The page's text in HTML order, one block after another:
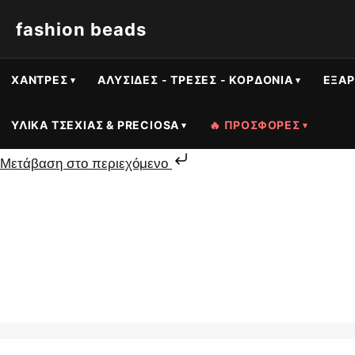
fashion beads
ΧΆΝΤΡΕΣ ΑΛΥΣΊΔΕΣ - ΤΡΈΣΕΣ - ΚΟΡΔΌΝΙΑ
ΥΛΙΚΆ ΤΣΕΧΊΑΣ & PRECIOSA 🔥 ΠΡΟΣΦΟΡΕΣ
Μετάβαση στο περιεχόμενο